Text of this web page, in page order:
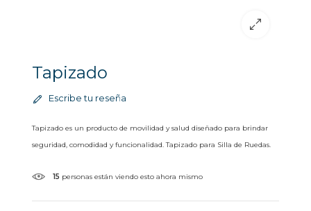
Tapizado
Escribe tu reseña
Tapizado es un producto de movilidad y salud diseñado para brindar
seguridad, comodidad y funcionalidad. Tapizado para Silla de Ruedas.
15 personas están viendo esto ahora mismo